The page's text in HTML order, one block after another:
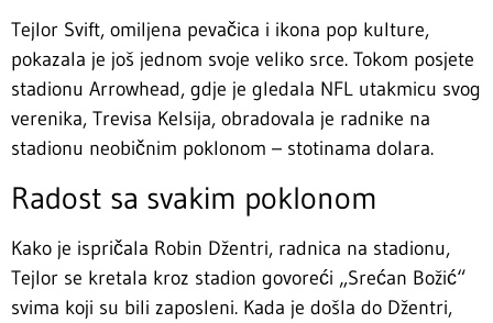
Tejlor Svift, omiljena pevačica i ikona pop kulture,
pokazala je još jednom svoje veliko srce. Tokom posjete
stadionu Arrowhead, gdje je gledala NFL utakmicu svog
verenika, Trevisa Kelsija, obradovala je radnike na
stadionu neobičnim poklonom – stotinama dolara.
Radost sa svakim poklonom
Kako je ispričala Robin Džentri, radnica na stadionu,
Tejlor se kretala kroz stadion govoreći „Srećan Božić“
svima koji su bili zaposleni. Kada je došla do Džentri,